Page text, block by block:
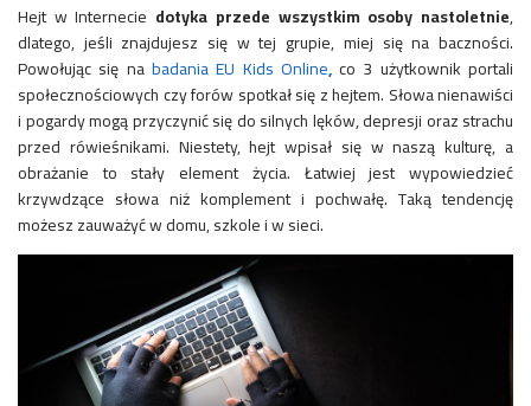
Hejt w Internecie dotyka przede wszystkim osoby nastoletnie,
dlatego, jeśli znajdujesz się w tej grupie, miej się na baczności.
Powołując się na badania EU Kids Online,co 3 użytkownik portali
społecznościowych czy forów spotkał się z hejtem. Słowa nienawiści
i pogardy mogą przyczynić się do silnych lęków, depresji oraz strachu
przed rówieśnikami. Niestety, hejt wpisał się w naszą kulturę, a
obrażanie to stały element życia. Łatwiej jest wypowiedzieć
krzywdzące słowa niż komplement i pochwałę. Taką tendencję
możesz zauważyć w domu, szkole i w sieci.